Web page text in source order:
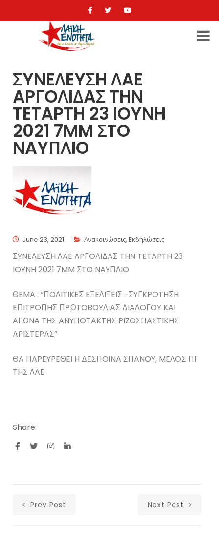
ΣYNEΛEYΣH ΛAE
APΓOΛIΔAΣ THN
TETAPTH 23 IOYNH
2021 7MM ΣTO
NAYΠΛIO
June 23, 2021 Ανακοινώσεις,Εκδηλώσεις
ΣYNEΛEYΣH ΛAE APΓOΛIΔAΣ THN TETAPTH 23
IOYNH 2021 7MM ΣTO NAYΠΛIO
ΘEMA : “ΠOΛITIKEΣ EΞEΛIΞEIΣ -ΣYΓKPOTHΣH
EΠITPOΠHΣ ΠPΩTOBOYΛIAΣ ΔIAΛOΓOY KAI
AΓΩNA THΣ ANYΠOTAKTHΣ PIZOΣΠAΣTIKHΣ
APIΣTEPAΣ”
ΘA ΠAPEYPEΘEI H ΔEΣΠOINA ΣΠANOY, MEΛOΣ ΠΓ
THΣ ΛAE
Share:
Prev Post Next Post